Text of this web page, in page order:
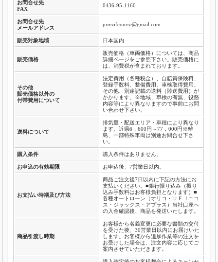
お問合せ先
FAX
0436-95-1160
お問合せ先
メールアドレス
prosofcourse@gmail.com
販売対象地域 日本国内
販売価格
販売価格（車両価格）については、商品
詳細ページをご参照下さい。販売価格に
は、消費税が含まれております。
その他
販売価格以外の
付帯費用について
法定費用（各種税金）、自賠責保険料、
登録手数料、整備費用、車検取得費用、
その他、別途記載の送料（陸送費用）が
かかります。※地域、車検の有無、役務
内容等により異なりますので事前にお問
い合わせ下さい。
送料について
排気量・配送エリア・車種により異なり
ます。近県6，600円～77，000円※離
島、一部特殊車両は別途お問合せ下さ
い。
購入条件 購入条件はありません。
お申込の有効期限 お申込後、7営業日以内。
お支払い時期及び方法
商品ご注文後7日以内に下記の方法にお
支払いください。■銀行振り込み（振り
込み手数料はお客様負担となります）■
各種オートローン（オリコ・ＵＦＪニコ
ス・ジャックス・アプラス）当社口座へ
の入金確認後、商品を発送いたします。
商品引渡し時期
お客様から名義変更に必要な書類の交付
を受けた後、30営業日以内にお届けいた
します。お客様から追加作業等の注文を
お受けした場合は、注文内容に応じてご
案内させていただきます。